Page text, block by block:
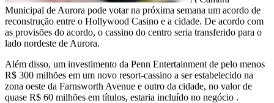
Municipal de Aurora pode votar na próxima semana um acordo de
reconstrução entre o Hollywood Casino e a cidade. De acordo com
as provisões do acordo, o cassino do centro seria transferido para o
lado nordeste de Aurora.
Além disso, um investimento da Penn Entertainment de pelo menos
R$ 300 milhões em um novo resort-cassino a ser estabelecido na
zona oeste da Farnsworth Avenue e outro da cidade, no valor de
quase R$ 60 milhões em títulos, estaria incluído no negócio .